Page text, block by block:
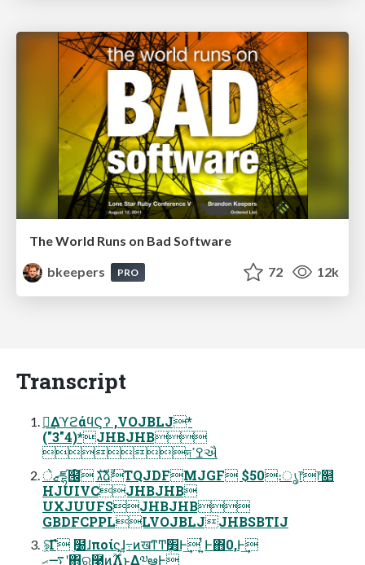
The World Runs on Bad Software
bkeepers
PRO 72 12k
Transcript
ཱྀ͢ΔϓϩάϥϚʔ ,VOJBLJ*
("3"4)*JHBJHB
দߐߴઐ
ޒेཛྷ๜໌ גࣜձࣾTQJDFMJGF $50։ൃ෦෦௕
HJUIVCJHBJHB
UXJUUFSJHBJHB
GBDFCPPLLVOJBLJJHBSBTIJ
ঌ্͕͠Γํ ࣭໰ɺποίϛɺ߹͍ͷखͳͲ׻ܴͰ͢ ͍ͭͰ΋0,Ͱ͢
࠷ޙʹ΋ର࿩ͷ࣌ؒΛͱΔ༧ఆͰ͢